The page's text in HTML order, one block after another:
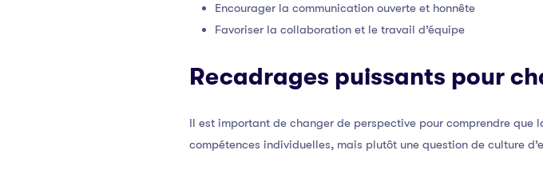
Encourager la communication ouverte et honnête
Favoriser la collaboration et le travail d’équipe
Recadrages puissants pour
Il est important de changer de perspective pour comprendre que
compétences individuelles, mais plutôt une question de culture